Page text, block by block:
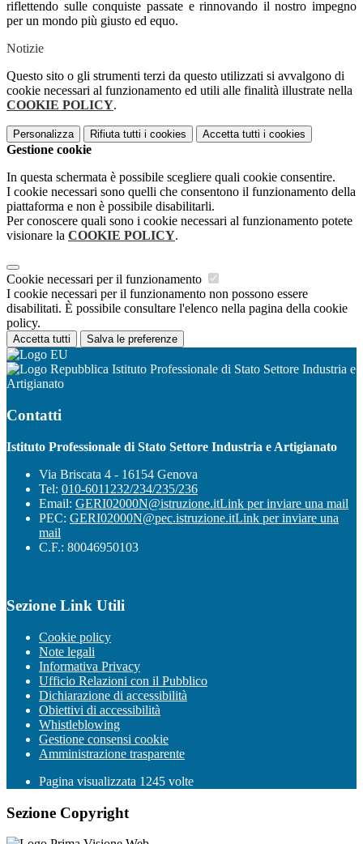
riflettendo sulle conquiste passate e rinnovando il nostro impegno
per un mondo più giusto ed equo.
Notizie
Questo sito o gli strumenti terzi da questo utilizzati si avvalgono di
cookie necessari al funzionamento ed utili alle finalità illustrate nella
COOKIE POLICY.
Personalizza Rifiuta tutti i cookies Accetta tutti i cookies
Gestione cookie
In questa schermata è possibile scegliere quali cookie consentire.
I cookie necessari sono quelli che consentono il funzionamento della
piattaforma e non è possibile disabilitarli.
Per conoscere quali sono i cookie necessari al funzionamento potete
visionare la COOKIE POLICY.
Cookie necessari per il funzionamento
I cookie necessari per il funzionamento non possono essere
disabilitati. È possibile consultare l'elenco nella pagina della cookie
policy.
Accetta tutti Salva le preferenze
Istituto Professionale di Stato Settore Industria e
Artigianato
Contatti
Istituto Professionale di Stato Settore Industria e Artigianato
Via Briscata 4 - 16154 Genova
Tel: 010-6011232/234/235/236
Email: GERI02000N@istruzione.itLink per inviare una mail
PEC: GERI02000N@pec.istruzione.itLink per inviare una
mail
C.F.: 80046950103
Sezione Link Utili
Cookie policy
Note legali
Informativa Privacy
Ufficio Relazioni con il Pubblico
Dichiarazione di accessibilità
Obiettivi di accessibilità
Whistleblowing
Gestione consensi cookie
Amministrazione trasparente
Pagina visualizzata 1245 volte
Sezione Copyright